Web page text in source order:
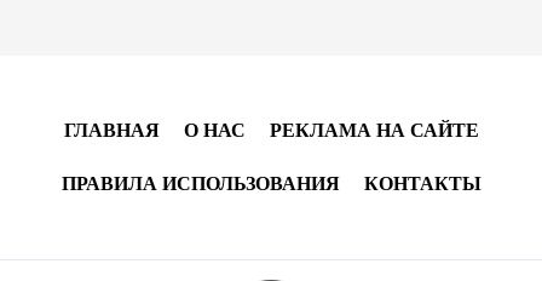
Эмир Катара обсудил с Трампом ситуацию вокруг
ГЛАВНАЯ О НАС РЕКЛАМА НА САЙТЕ
ПРАВИЛА ИСПОЛЬЗОВАНИЯ КОНТАКТЫ